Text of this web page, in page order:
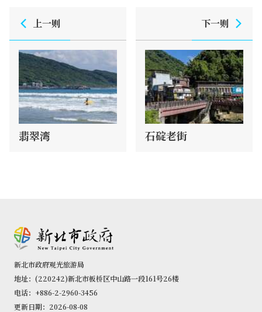
上一则
翡翠湾
下一则
石碇老街
新北市政府观光旅游局
地址：(220242)新北市板桥区中山路一段161号26楼
电话：+886-2-2960-3456
更新日期：2026-08-08